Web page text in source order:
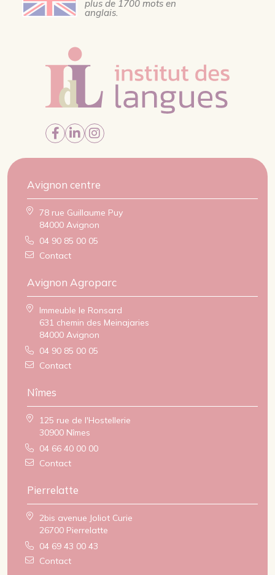
plus de 1700 mots en
anglais.
Avignon centre
78 rue Guillaume Puy
84000 Avignon
04 90 85 00 05
Contact
Avignon Agroparc
Immeuble le Ronsard
631 chemin des Meinajaries
84000 Avignon
04 90 85 00 05
Contact
Nîmes
125 rue de l'Hostellerie
30900 Nîmes
04 66 40 00 00
Contact
Pierrelatte
2bis avenue Joliot Curie
26700 Pierrelatte
04 69 43 00 43
Contact